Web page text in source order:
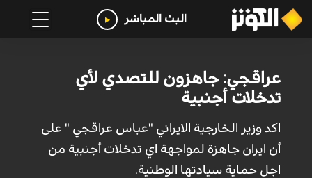
البث المباشر
عراقجي: جاهزون للتصدي لأي
تدخلات أجنبية
اكد وزير الخارجية الايراني "عباس عراقجي " على
أن ايران جاهزة لمواجهة اي تدخلات أجنبیة من
اجل حماية سيادتها الوطنیة.